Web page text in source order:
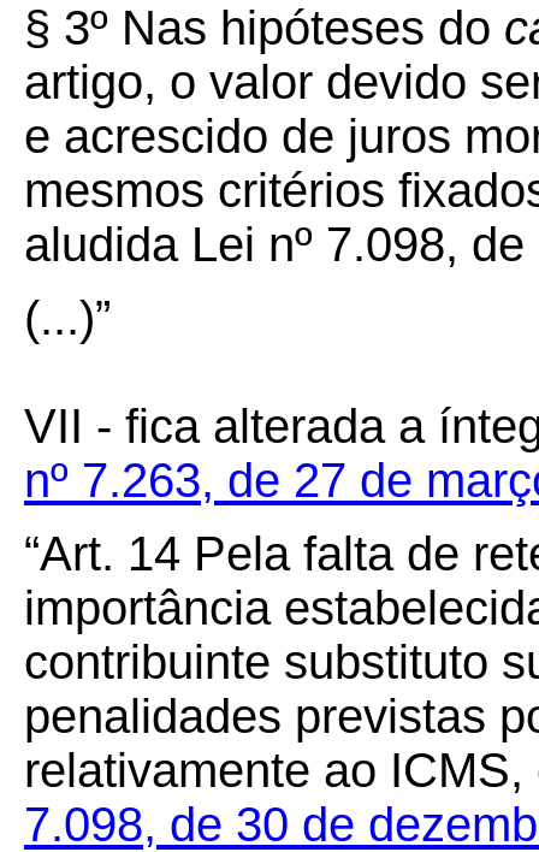
§ 3º Nas hipóteses do
artigo, o valor devido
e acrescido de juros
mesmos critérios
aludida Lei nº 7.098,
(...)”
VII - fica alterada a
nº 7.263, de 27 de
“Art. 14 Pela falta de
importância
contribuinte substituto
penalidades previstas
relativamente ao
7.098, de 30 de